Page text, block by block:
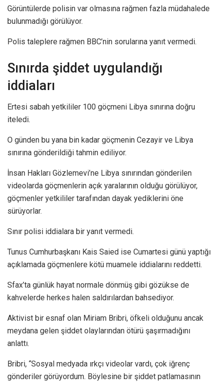
Görüntülerde polisin var olmasına rağmen fazla müdahalede
bulunmadığı görülüyor.
Polis taleplere rağmen BBC’nin sorularına yanıt vermedi.
Sınırda şiddet uygulandığı
iddiaları
Ertesi sabah yetkililer 100 göçmeni Libya sınırına doğru
iteledi.
O günden bu yana bin kadar göçmenin Cezayir ve Libya
sınırına gönderildiği tahmin ediliyor.
İnsan Hakları Gözlemevi’ne Libya sınırından gönderilen
videolarda göçmenlerin açık yaralarının olduğu görülüyor,
göçmenler yetkililer tarafından dayak yediklerini öne
sürüyorlar.
Sınır polisi iddialara bir yanıt vermedi.
Tunus Cumhurbaşkanı Kais Saied ise Cumartesi günü yaptığı
açıklamada göçmenlere kötü muamele iddialarını reddetti.
Sfax’ta günlük hayat normale dönmüş gibi gözükse de
kahvelerde herkes halen saldırılardan bahsediyor.
Aktivist bir esnaf olan Miriam Bribri, öfkeli olduğunu ancak
meydana gelen şiddet olaylarından ötürü şaşırmadığını
anlattı.
Bribri, “Sosyal medyada ırkçı videolar vardı, çok iğrenç
gönderiler görüyordum. Böylesine bir şiddet patlamasının